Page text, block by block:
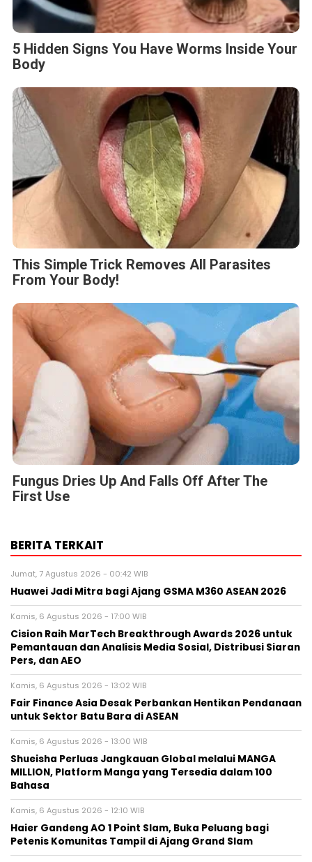
5 Hidden Signs You Have Worms Inside Your
Body
This Simple Trick Removes All Parasites
From Your Body!
Fungus Dries Up And Falls Off After The
First Use
BERITA TERKAIT
Jumat, 7 Agustus 2026 - 00:42 WIB
Huawei Jadi Mitra bagi Ajang GSMA M360 ASEAN 2026
Kamis, 6 Agustus 2026 - 17:00 WIB
Cision Raih MarTech Breakthrough Awards 2026 untuk
Pemantauan dan Analisis Media Sosial, Distribusi Siaran
Pers, dan AEO
Kamis, 6 Agustus 2026 - 13:02 WIB
Fair Finance Asia Desak Perbankan Hentikan Pendanaan
untuk Sektor Batu Bara di ASEAN
Kamis, 6 Agustus 2026 - 13:00 WIB
Shueisha Perluas Jangkauan Global melalui MANGA
MILLION, Platform Manga yang Tersedia dalam 100
Bahasa
Kamis, 6 Agustus 2026 - 12:10 WIB
Haier Gandeng AO 1 Point Slam, Buka Peluang bagi
Petenis Komunitas Tampil di Ajang Grand Slam